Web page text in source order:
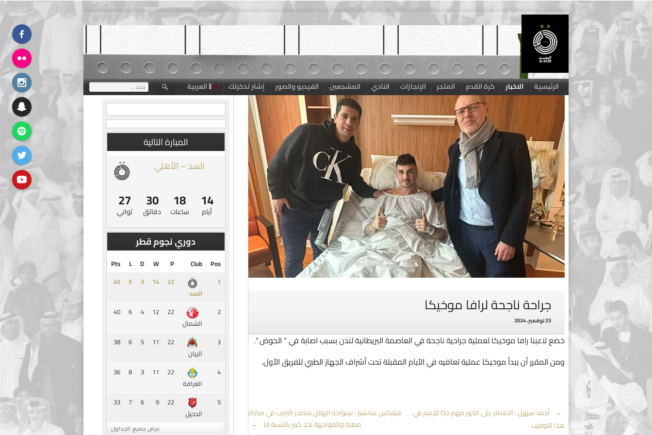
Skip
content
الرئيسية الاخبار كرة القدم المتجر الإنجازات النادي المشجعين الفيديو والصور إشتر تذكرتك العربية البحث
عن:
جراحة ناجحة لرافا موخيكا
23 نوفمبر، 2024
خضع لاعبنا رافا موخيكا لعملية جراحية ناجحة في العاصمة البريطانية لندن بسبب اصابة في ” الحوض “.
ومن المقرر أن يبدأ موخيكا عملية تعافيه في الأيام المقبلة تحت أشراف الجهاز الطبي للفريق الأول.
Post
← أحمد سهيل : الانتصار على الخور مهم جدًا للزعيم في
هذا التوقيت
فيليكس سانشيز : سنواجه الهلال متصدر الترتيب في مباراة
صعبة والمواجهة تحدٍ كبير بالنسبة لنا
→
المبارة التالية
السد – الأهلي
14
أيام
18
ساعات
30
دقائق
26
ثواني
دوري نجوم قطر
Pos
Club
P
W
D
L
Pts
1
السد
‏22
14
3
5
45
2
الشمال
22
12
4
6
40
3
الريان
22
11
5
6
38
4
الغرافة
22
11
3
8
36
5
الدحيل
22
9
6
7
33
عرض جميع الجداول